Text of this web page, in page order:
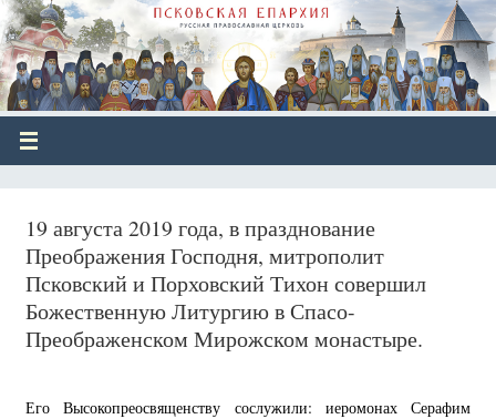
19 августа 2019 года, в празднование
Преображения Господня, митрополит
Псковский и Порховский Тихон совершил
Божественную Литургию в Спасо-
Преображенском Мирожском монастыре.
Его Высокопреосвященству сослужили: иеромонах Серафим